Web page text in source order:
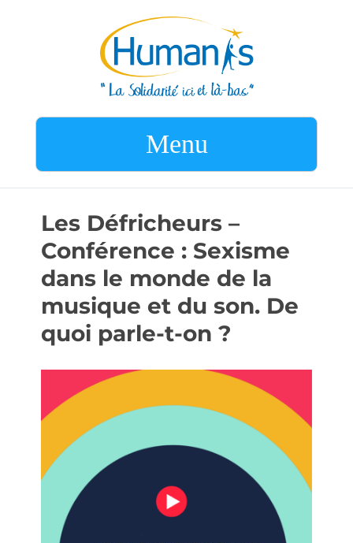
Menu
Les Défricheurs –
Conférence : Sexisme
dans le monde de la
musique et du son. De
quoi parle-t-on ?